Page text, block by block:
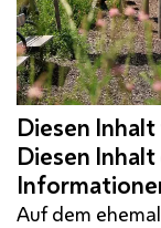
Auf dem